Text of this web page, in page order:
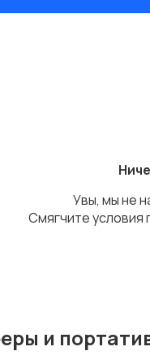
Увы, мы не
Смягчите условия
и